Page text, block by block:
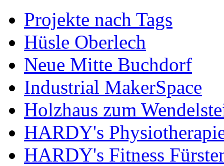
Projekte nach Tags
Hüsle Oberlech
Neue Mitte Buchdorf
Industrial MakerSpace
Holzhaus zum
HARDY's
HARDY's Fitness